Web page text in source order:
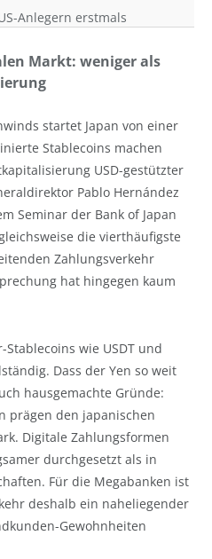
Anlegern erstmals
Markt: weniger als
startet Japan von einer
Stablecoins machen
USD-gestützter
Pablo Hernández
Seminar der Bank of Japan
die vierthäufigste
Zahlungsverkehr
hat hingegen kaum
wie USDT und
Dass der Yen so weit
hausgemachte Gründe:
prägen den japanischen
Digitale Zahlungsformen
durchgesetzt als in
Für die Megabanken ist
deshalb ein naheliegender
Gewohnheiten